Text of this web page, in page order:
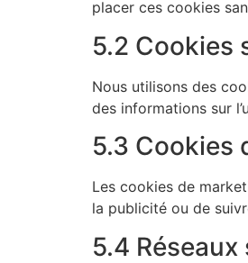
placer ces cookies
5.2 Cookies
Nous utilisons des
des informations sur
5.3 Cookies
Les cookies de
la publicité ou de
5.4